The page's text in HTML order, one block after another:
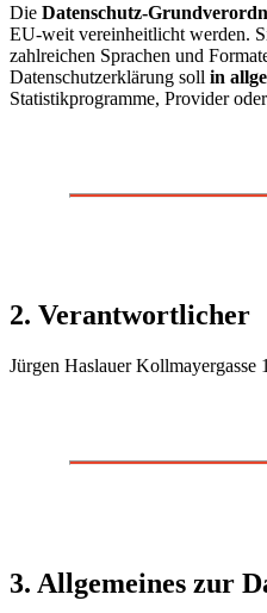
Die Datenschutz-
EU-weit vereinheitlicht werden.
zahlreichen Sprachen und
Datenschutzerklärung soll in
Statistikprogramme, Provider
2. Verantwortlicher
Jürgen Haslauer
3. Allgemeines zur